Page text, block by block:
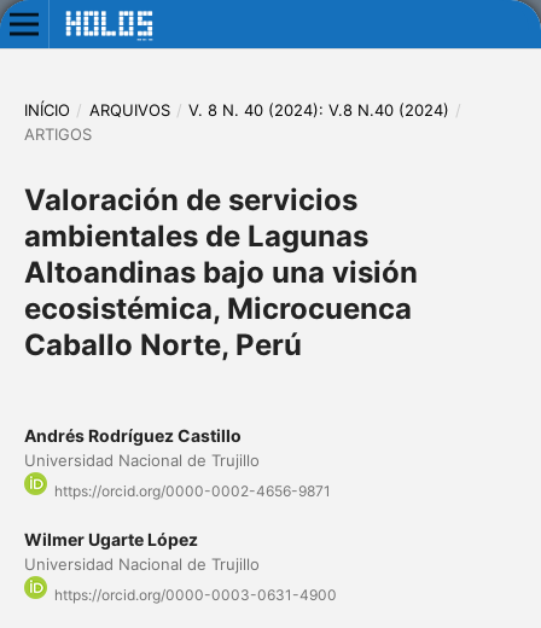
INÍCIO / ARQUIVOS / V. 8 N. 40 (2024): V.8 N.40 (2024) /
ARTIGOS
Valoración de servicios
ambientales de Lagunas
Altoandinas bajo una visión
ecosistémica, Microcuenca
Caballo Norte, Perú
Andrés Rodríguez Castillo
Universidad Nacional de Trujillo
https://orcid.org/0000-0002-4656-9871
Wilmer Ugarte López
Universidad Nacional de Trujillo
https://orcid.org/0000-0003-0631-4900